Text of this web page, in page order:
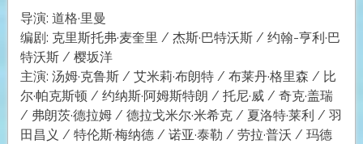
导演: 道格·里曼
编剧: 克里斯托弗·麦奎里 / 杰斯·巴特沃斯 / 约翰-亨利·巴
特沃斯 / 樱坂洋
主演: 汤姆·克鲁斯 / 艾米莉·布朗特 / 布莱丹·格里森 / 比
尔·帕克斯顿 / 约纳斯·阿姆斯特朗 / 托尼·威 / 奇克·盖瑞
/ 弗朗茨·德拉姆 / 德拉戈米尔·米希克 / 夏洛特·莱利 / 羽
田昌义 / 特伦斯·梅纳德 / 诺亚·泰勒 / 劳拉·普沃 / 玛德